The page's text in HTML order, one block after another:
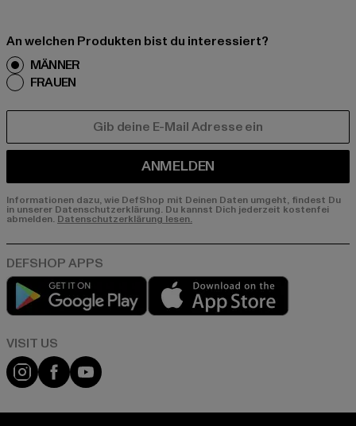
An welchen Produkten bist du interessiert?
MÄNNER
FRAUEN
ANMELDEN
Informationen dazu, wie DefShop mit Deinen Daten umgeht, findest Du
in unserer Datenschutzerklärung. Du kannst Dich jederzeit kostenfei
abmelden. Datenschutzerklärung lesen.
Play market
Visit our Instagram page:
Visit our Facebook page:
Visit our YouTube channel: